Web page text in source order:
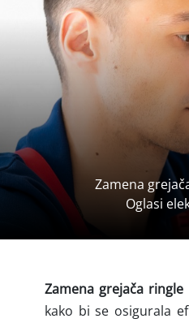
Zamena
Oglasi
Zamena grejača ringle
kako bi se osigurala